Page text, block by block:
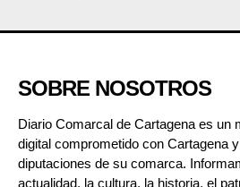
SOBRE NOSOTROS
Diario Comarcal de Cartagena es un
digital comprometido con Cartagena
diputaciones de su comarca.
actualidad, la cultura, la historia, el